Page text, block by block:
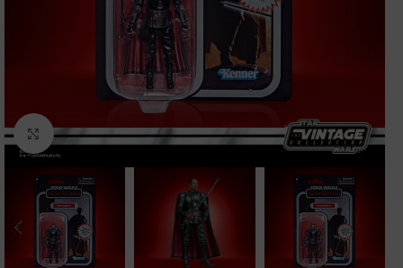
Clic para ampliar